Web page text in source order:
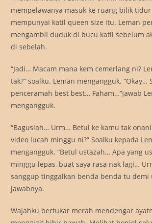
mempelawanya masuk ke ruang bilik
mempunyai katil queen size itu. Leman
mengambil duduk di bucu katil sebelum
di sebelah.
“Jadi… Macam mana kem cemerlang ni?
tak?” soalku. Leman mengangguk. “Okay…
penceramah best best… Faham…”jawab
mengangguk.
“Baguslah… Urm… Betul ke kamu tak
video lucah minggu ni?” Soalku kepada
mengangguk. “Betul ustazah… Apa yang
minggu lepas, buat saya rasa nak lagi…
sanggup tinggalkan benda benda tu demi
jawabnya.
Wajahku bertukar merah mendengar